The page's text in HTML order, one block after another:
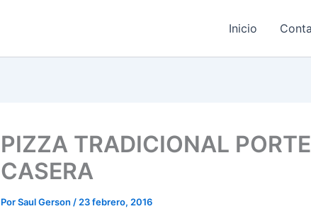
Inicio
PIZZA TRADICIONAL
CASERA
PorSaul Gerson / 23 febrero, 2016